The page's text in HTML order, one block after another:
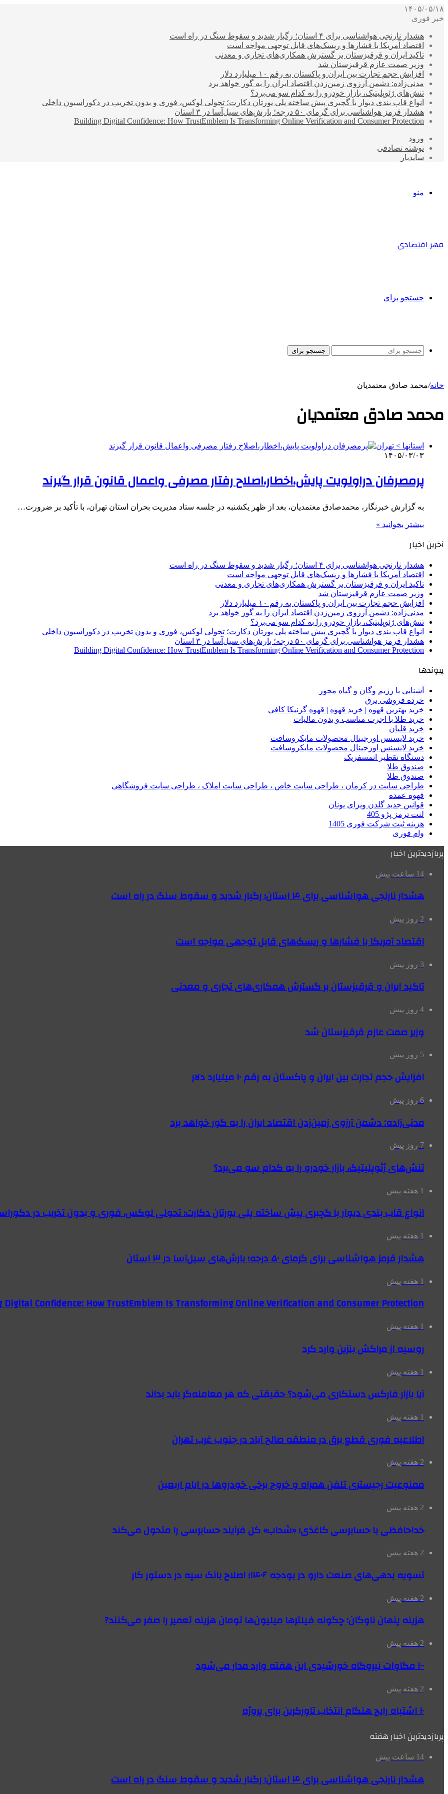
۱۴۰۵/۰۵/۱۸
خبر فوری
هشدار نارنجی هواشناسی برای ۴ استان؛ رگبار شدید و سقوط سنگ در راه است
اقتصاد آمریکا با فشارها و ریسک‌های قابل توجهی مواجه است
تاکید ایران و قرقیزستان بر گسترش همکاری‌های تجاری و معدنی
وزیر صمت عازم قرقیزستان شد
افزایش حجم تجارت بین ایران و پاکستان به رقم ۱۰ میلیارد دلار
مدنی‌زاده: دشمن آرزوی زمین‌زدن اقتصاد ایران را به گور خواهد برد
تنش‌های ژئوپلیتیک، بازار خودرو را به کدام سو می‌برد؟
انواع قاب بندی دیوار با گچبری پیش ساخته پلی یورتان دکارت؛ تحولی لوکس، فوری و بدون تخریب در دکوراسیون داخلی
هشدار قرمز هواشناسی برای گرمای ۵۰ درجه؛ بارش‌های سیل‌آسا در ۳ استان
Building Digital Confidence: How TrustEmblem Is Transforming Online Verification and Consumer Protection
ورود
نوشته تصادفی
سایدبار
منو
مهر اقتصادی
جستجو برای
جستجو برای
خانه/محمد صادق معتمدیان
محمد صادق معتمدیان
استانها > تهران
۱۴۰۵/۰۳/۰۳
پرمصرفان دراولویت پایش،اخطار،اصلاح رفتار مصرفی واعمال قانون قرار گیرند
به گزارش خبرنگار، محمدصادق معتمدیان، بعد از ظهر یکشنبه در جلسه ستاد مدیریت بحران استان تهران، با تأکید بر ضرورت…
بیشتر بخوانید »
آخرین اخبار
هشدار نارنجی هواشناسی برای ۴ استان؛ رگبار شدید و سقوط سنگ در راه است
اقتصاد آمریکا با فشارها و ریسک‌های قابل توجهی مواجه است
تاکید ایران و قرقیزستان بر گسترش همکاری‌های تجاری و معدنی
وزیر صمت عازم قرقیزستان شد
افزایش حجم تجارت بین ایران و پاکستان به رقم ۱۰ میلیارد دلار
مدنی‌زاده: دشمن آرزوی زمین‌زدن اقتصاد ایران را به گور خواهد برد
تنش‌های ژئوپلیتیک، بازار خودرو را به کدام سو می‌برد؟
انواع قاب بندی دیوار با گچبری پیش ساخته پلی یورتان دکارت؛ تحولی لوکس، فوری و بدون تخریب در دکوراسیون داخلی
هشدار قرمز هواشناسی برای گرمای ۵۰ درجه؛ بارش‌های سیل‌آسا در ۳ استان
Building Digital Confidence: How TrustEmblem Is Transforming Online Verification and Consumer Protection
پیوندها
آشنایی با رژیم وگان و گیاه محور
خرده فروشی برق
خرید بهترین قهوه | خرید قهوه | قهوه گرنیکا کافی
خرید طلا با اجرت مناسب و بدون مالیات
خرید قلیان
خرید لایسنس اورجینال محصولات مایکروسافت
خرید لایسنس اورجینال محصولات مایکروسافت
دستگاه تقطیر اتمسفریک
صندوق طلا
صندوق طلا
طراحی سایت در کرمان ، طراحی سایت خاص ، طراحی سایت املاک ، طراحی سایت فروشگاهی
قهوه عمده
قوانین جدید گلدن ویزای یونان
لنت ترمز پژو 405
هزینه ثبت شرکت فوری 1405
وام فوری
پربازدیدترین اخبار
14 ساعت پیش
هشدار نارنجی هواشناسی برای ۴ استان؛ رگبار شدید و سقوط سنگ در راه است
2 روز پیش
اقتصاد آمریکا با فشارها و ریسک‌های قابل توجهی مواجه است
3 روز پیش
تاکید ایران و قرقیزستان بر گسترش همکاری‌های تجاری و معدنی
4 روز پیش
وزیر صمت عازم قرقیزستان شد
5 روز پیش
افزایش حجم تجارت بین ایران و پاکستان به رقم ۱۰ میلیارد دلار
6 روز پیش
مدنی‌زاده: دشمن آرزوی زمین‌زدن اقتصاد ایران را به گور خواهد برد
7 روز پیش
تنش‌های ژئوپلیتیک، بازار خودرو را به کدام سو می‌برد؟
1 هفته پیش
انواع قاب بندی دیوار با گچبری پیش ساخته پلی یورتان دکارت؛ تحولی لوکس، فوری و بدون تخریب در
1 هفته پیش
هشدار قرمز هواشناسی برای گرمای ۵۰ درجه؛ بارش‌های سیل‌آسا در ۳ استان
1 هفته پیش
Confidence: How TrustEmblem Is Transforming Online Verification and Consumer Protection
1 هفته پیش
روسیه از مراکش بنزین وارد کرد
1 هفته پیش
آیا بازار فارکس دستکاری می‌شود؟ حقیقتی که هر معامله‌گر باید بداند
1 هفته پیش
اطلاعیه فوری قطع برق در منطقه صالح آباد در جنوب غرب تهران
2 هفته پیش
ممنوعیت رجیستری تلفن همراه و خروج برخی خودروها در ایام اربعین
2 هفته پیش
خداحافظی با حسابرسی کاغذی؛ «شحاب» کل فرآیند حسابرسی را متحول می‌کند
2 هفته پیش
تسویه بدهی‌های صنعت دارو در بودجه ۱۴۰۶؛ اصلاح بانک سپه در دستور کار
2 هفته پیش
هزینه پنهان ناوگان: چگونه فیلترها میلیون‌ها تومان هزینه تعمیر را صفر می‌کنند?
2 هفته پیش
۱۰۰ مگاوات نیروگاه‌ خورشیدی این هفته وارد مدار می‌شود
2 هفته پیش
۱۰ اشتباه رایج هنگام انتخاب تاورکرین برای پروژه
پربازدیدترین اخبار هفته
14 ساعت پیش
هشدار نارنجی هواشناسی برای ۴ استان؛ رگبار شدید و سقوط سنگ در راه است